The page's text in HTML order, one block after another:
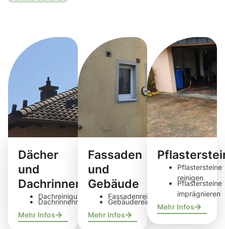
Dächer
und
Dachrinnen
Dachreinigung
Dachrinnenreinigung
Mehr Infos
Fassaden
und
Gebäude
Fassadenreinigung
Gebäudereinigung
Mehr Infos
Pflastersteine
reinigen
Pflastersteine
imprägnieren
Mehr Infos